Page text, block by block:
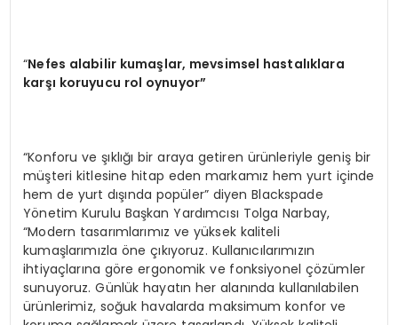
“Nefes alabilir kumaşlar, mevsimsel hastalıklara
karşı koruyucu rol oynuyor”
“Konforu ve şıklığı bir araya getiren ürünleriyle geniş bir
müşteri kitlesine hitap eden markamız hem yurt içinde
hem de yurt dışında popüler” diyen Blackspade
Yönetim Kurulu Başkan Yardımcısı Tolga Narbay,
“Modern tasarımlarımız ve yüksek kaliteli
kumaşlarımızla öne çıkıyoruz. Kullanıcılarımızın
ihtiyaçlarına göre ergonomik ve fonksiyonel çözümler
sunuyoruz. Günlük hayatın her alanında kullanılabilen
ürünlerimiz, soğuk havalarda maksimum konfor ve